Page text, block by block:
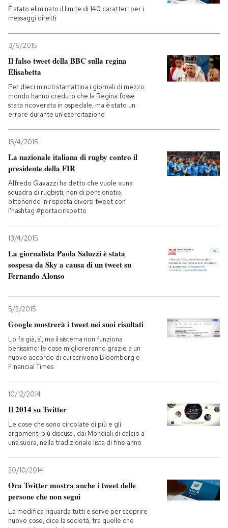
È stato eliminato il limite di 140 caratteri per i
messaggi diretti
3/6/2015
Il falso tweet della BBC sulla regina
Elisabetta
Per dieci minuti stamattina i giornali di mezzo
mondo hanno creduto che la Regina fosse
stata ricoverata in ospedale, ma è stato un
errore durante un'esercitazione
15/4/2015
La nazionale italiana di rugby contro il
presidente della FIR
Alfredo Gavazzi ha detto che vuole «una
squadra di rugbisti, non di pensionati»,
ottenendo in risposta diversi tweet con
l'hashtag #portacirispetto
13/4/2015
La giornalista Paola Saluzzi è stata
sospesa da Sky a causa di un tweet su
Fernando Alonso
5/2/2015
Google mostrerà i tweet nei suoi risultati
Lo fa già, sì, ma il sistema non funziona
benissimo: le cose miglioreranno grazie a un
nuovo accordo di cui scrivono Bloomberg e
Financial Times
10/12/2014
Il 2014 su Twitter
Le cose che sono circolate di più e gli
argomenti più discussi, dai Mondiali di calcio a
una suora, nella tradizionale lista di fine anno
20/10/2014
Ora Twitter mostra anche i tweet delle
persone che non segui
La modifica riguarda tutti e serve per scoprire
nuove cose, dice la società, tra quelle che